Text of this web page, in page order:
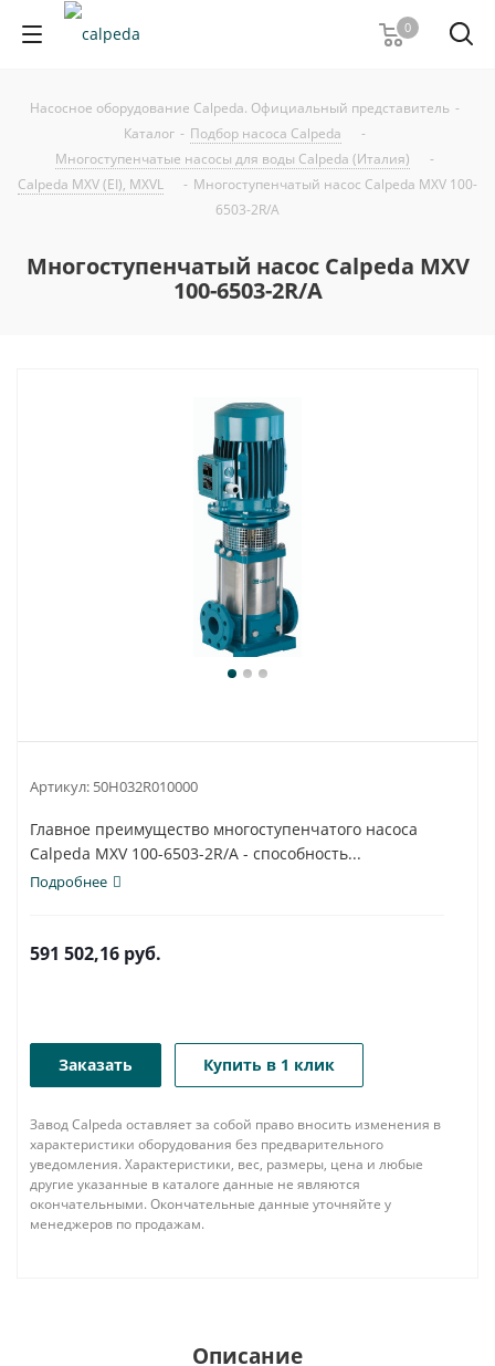
0
Насосное оборудование Calpeda. Официальный представитель -
Каталог - Подбор насоса Calpeda
-
Многоступенчатые насосы для воды Calpeda (Италия)
-
Calpeda MXV (EI), MXVL
- Многоступенчатый насос Calpeda MXV 100-
6503-2R/A
Многоступенчатый насос Calpeda MXV
100-6503-2R/A
Артикул: 50H032R010000
Главное преимущество многоступенчатого насоса
Calpeda MXV 100-6503-2R/A - способность...
Подробнее
591 502,16 руб.
Заказать Купить в 1 клик
Завод Calpeda оставляет за собой право вносить изменения в
характеристики оборудования без предварительного
уведомления. Характеристики, вес, размеры, цена и любые
другие указанные в каталоге данные не являются
окончательными. Окончательные данные уточняйте у
менеджеров по продажам.
Описание